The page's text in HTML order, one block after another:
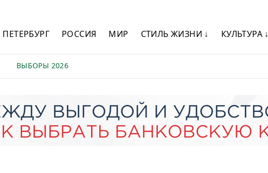
ПЕТЕРБУРГ РОССИЯ МИР СТИЛЬ ЖИЗНИ ↓ КУЛЬТУРА ↓
ВЫБОРЫ 2026